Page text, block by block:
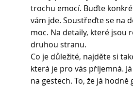
trochu emocí. Buďte
vám jde. Soustřeďte se na
moc. Na detaily, které jsou
druhou stranu.
Co je důležité, najděte si
která je pro vás příjemná.
na gestech. To, že já hodně